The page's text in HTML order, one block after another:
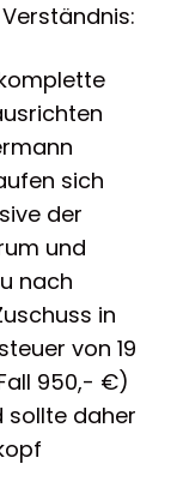
sich
der
und
nach
in
von 19
950,- €)
sollte daher